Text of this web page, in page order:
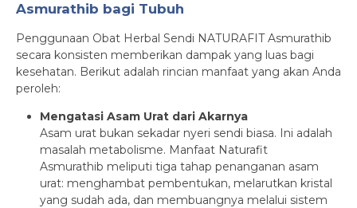
Asmurathib bagi Tubuh
Penggunaan Obat Herbal Sendi NATURAFIT Asmurathib
secara konsisten memberikan dampak yang luas bagi
kesehatan. Berikut adalah rincian manfaat yang akan Anda
peroleh:
Mengatasi Asam Urat dari Akarnya
Asam urat bukan sekadar nyeri sendi biasa. Ini adalah
masalah metabolisme. Manfaat Naturafit
Asmurathib meliputi tiga tahap penanganan asam
urat: menghambat pembentukan, melarutkan kristal
yang sudah ada, dan membuangnya melalui sistem